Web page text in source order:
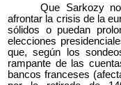
Que Sarkozy
afrontar la crisis de la
sólidos o puedan
elecciones
que, según los
rampante de las
bancos franceses